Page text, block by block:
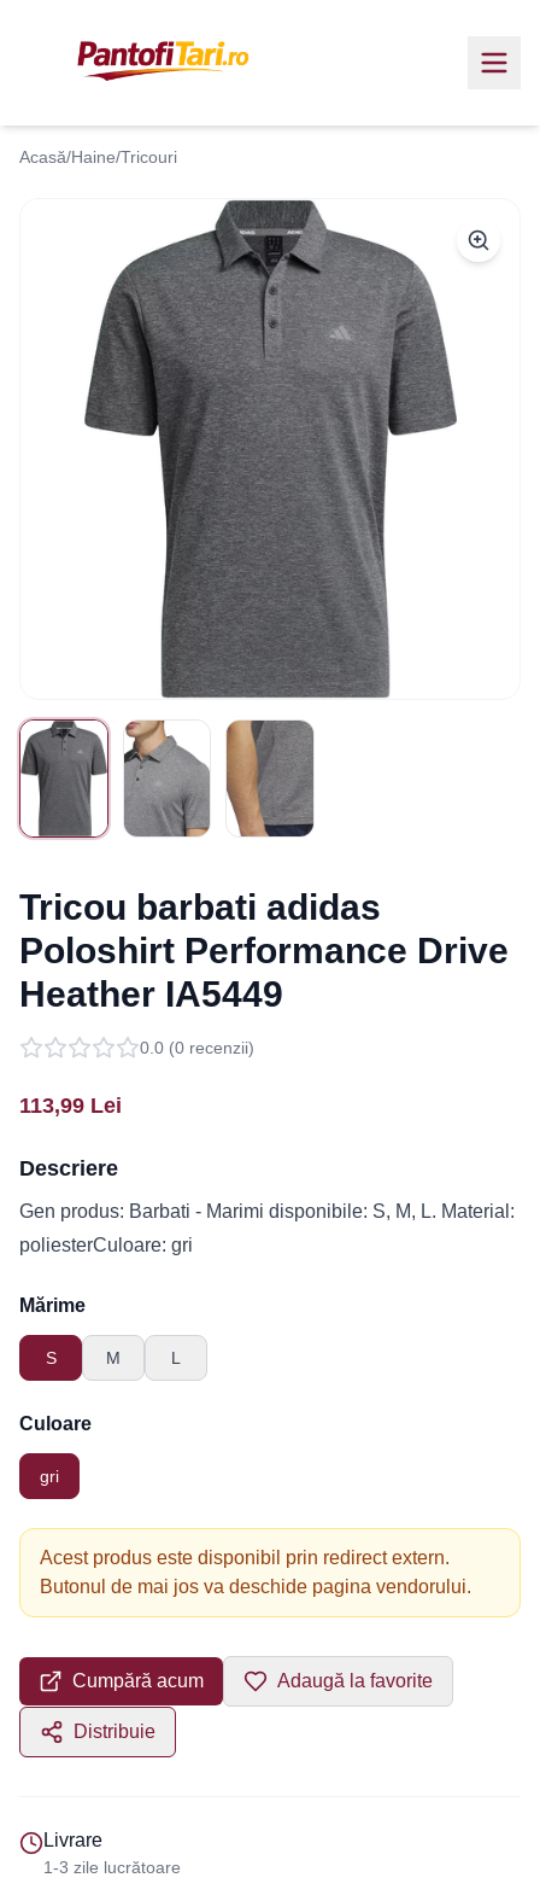
Acasă/Haine/Tricouri
Tricou barbati adidas
Poloshirt Performance Drive
Heather IA5449
0.0 (0 recenzii)
113,99 Lei
Descriere
Gen produs: Barbati - Marimi disponibile: S, M, L. Material:
poliesterCuloare: gri
Mărime
S M L
Culoare
gri
Acest produs este disponibil prin redirect extern.
Butonul de mai jos va deschide pagina vendorului.
Cumpără acum Adaugă la favorite
Distribuie
Livrare
1-3 zile lucrătoare